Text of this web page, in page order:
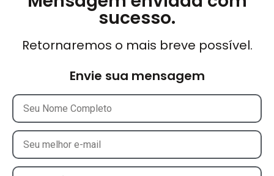
sucesso.
Retornaremos o mais breve possível.
Envie sua mensagem